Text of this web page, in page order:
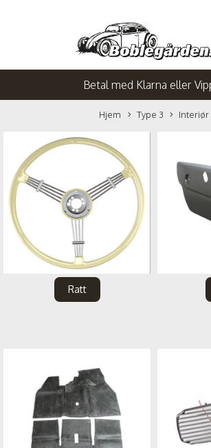
Betal med Klarna eller
Hjem Type 3 Interiør
Ratt